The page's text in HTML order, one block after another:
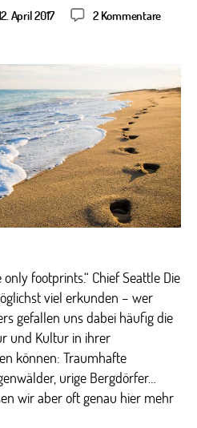
April 2017 2 Kommentarezu
reisen
footprints.“ Chief Seattle Die
viel erkunden – wer
gefallen uns dabei häufig die
und Kultur in ihrer
können: Traumhafte
urige Bergdörfer…
wir aber oft genau hier mehr